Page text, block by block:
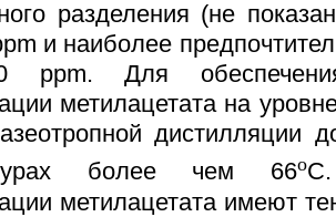
разделения (не
и наиболее
ppm. Для обеспечения
метилацетата на
дистилляции
более чем 66o
метилацетата имеют